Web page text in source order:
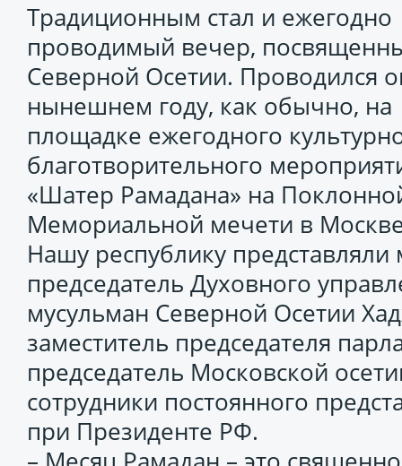
Традиционным стал и ежегодно
проводимый вечер,
Северной Осетии. Проводился
нынешнем году, как обычно, на
площадке ежегодного
благотворительного
«Шатер Рамадана» на
Мемориальной мечети в
Нашу республику представляли
председатель Духовного
мусульман Северной Осетии
заместитель председателя
председатель Московской
сотрудники постоянного
при Президенте РФ.